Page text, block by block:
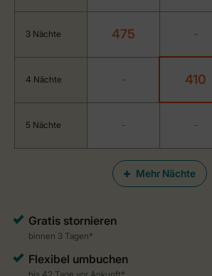
Mehr Nächte
3 Nächte 475 -
4 Nächte - 410
5 Nächte - -